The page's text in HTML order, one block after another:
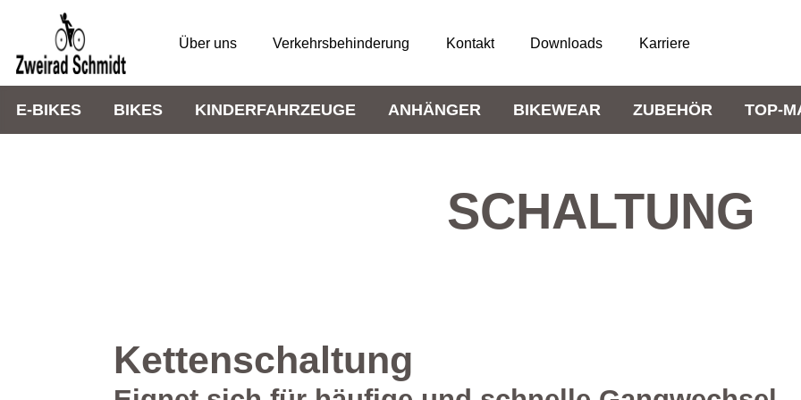
Über uns Verkehrsbehinderung Kontakt Downloads Karriere
E-BIKES BIKES KINDERFAHRZEUGE ANHÄNGER BIKEWEAR ZUBEHÖR TOP-
SCHALTUNG
Kettenschaltung